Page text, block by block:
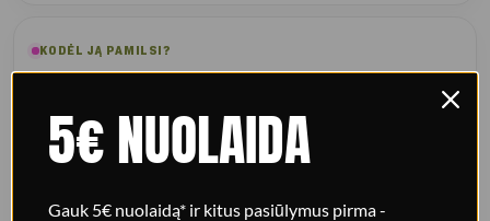
KODĖL JĄ PAMILSI?
Detalės, kurios jaučiasi iškart
Push-up efektas
5€ NUOLAIDA
Gauk 5€ nuolaidą* ir kitus pasiūlymus pirma -